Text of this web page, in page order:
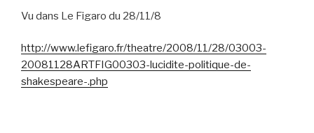
Vu dans Le Figaro du 28/11/8
http://www.lefigaro.fr/theatre/2008/11/28/03003-
20081128ARTFIG00303-lucidite-politique-de-
shakespeare-.php